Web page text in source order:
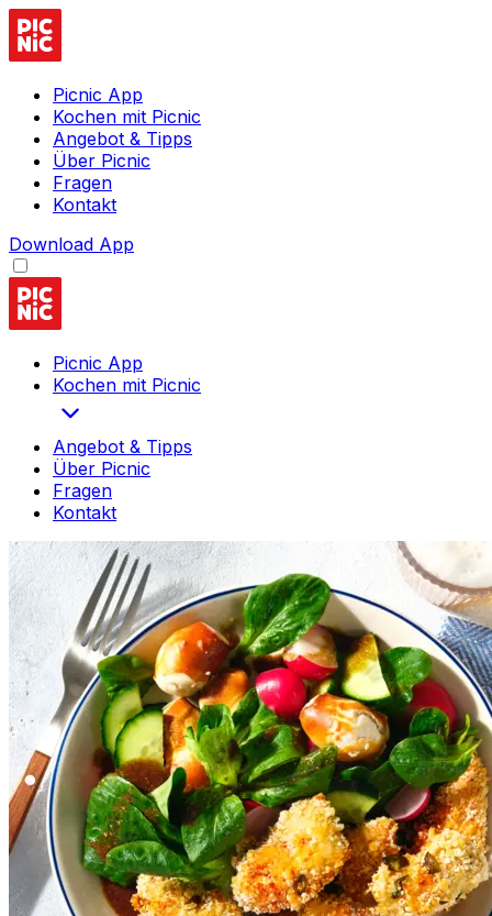
Picnic App
Kochen mit Picnic
Angebot & Tipps
Über Picnic
Fragen
Kontakt
Download App
Picnic App
Kochen mit Picnic
Angebot & Tipps
Über Picnic
Fragen
Kontakt